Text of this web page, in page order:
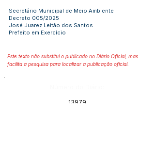
Secretário Municipal de Meio Ambiente
Decreto 005/2025
José Juarez Leitão dos Santos
Prefeito em Exercício
Este texto não substitui o publicado no Diário Oficial, mas
facilita a pesquisa para localizar a publicação oficial.
13979